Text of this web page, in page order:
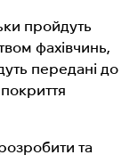
пройдуть
фахівчинь,
передані до
та